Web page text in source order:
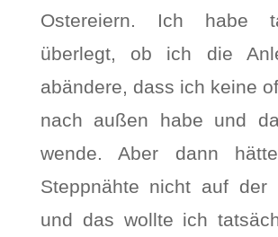
Ostereiern. Ich habe
überlegt, ob ich die
abändere, dass ich keine
nach außen habe und
wende. Aber dann
Steppnähte nicht auf der
und das wollte ich